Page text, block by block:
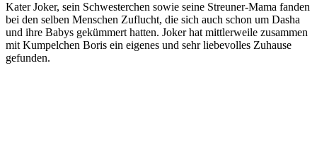
Kater Joker, sein Schwesterchen sowie seine Streuner-Mama fanden
bei den selben Menschen Zuflucht, die sich auch schon um Dasha
und ihre Babys gekümmert hatten. Joker hat mittlerweile zusammen
mit Kumpelchen Boris ein eigenes und sehr liebevolles Zuhause
gefunden.